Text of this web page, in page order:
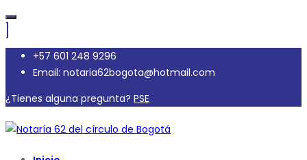
+57 601 248 9296
Email: notaria62bogota@hotmail.com
¿Tienes alguna pregunta? PSE